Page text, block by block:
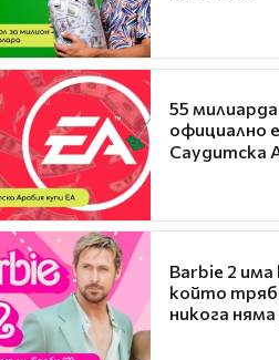
55
официално
Саудитска
Barbie 2 има
който
никога няма